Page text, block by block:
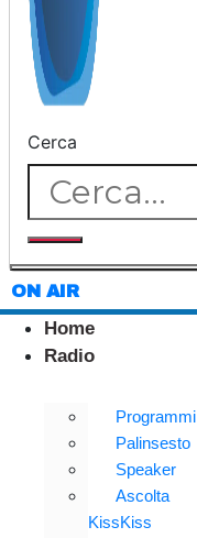
Cerca
ON AIR
Home
Radio
Programmi
Palinsesto
Speaker
Ascolta
KissKiss